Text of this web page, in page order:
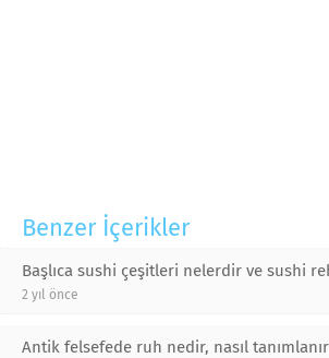
Benzer İçerikler
Başlıca sushi çeşitleri nelerdir ve sushi
2 yıl önce
Antik felsefede ruh nedir, nasıl